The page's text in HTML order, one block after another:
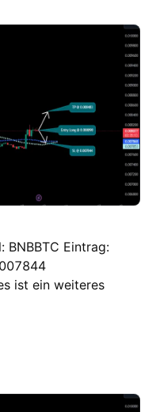
Wir sind für
BNBBTC Eintrag:
ist ein weiteres
auf die Krypto-
auf einen Sprung
die normale